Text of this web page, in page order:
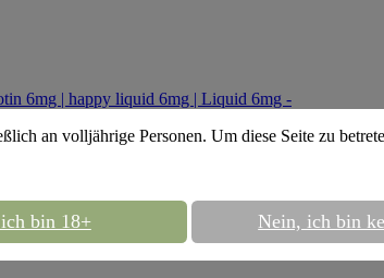
10ml - Erdbeer-Menthol-
an volljährige Personen. Um diese Seite zu
bin 18+ Nein, ich bin